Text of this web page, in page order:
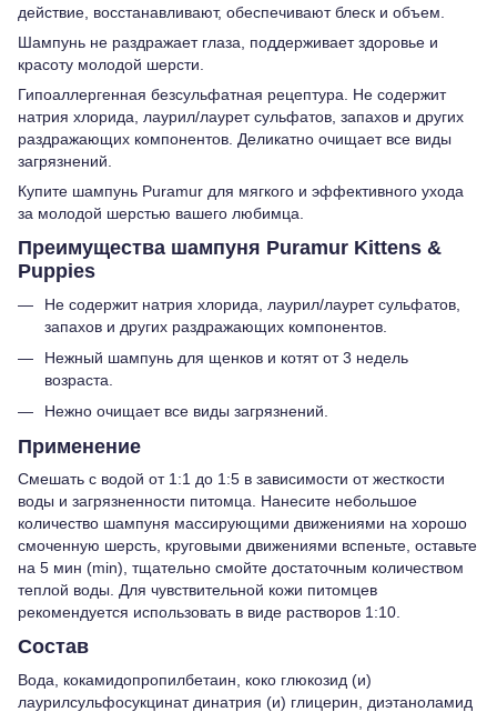
действие, восстанавливают, обеспечивают блеск и объем.
Шампунь не раздражает глаза, поддерживает здоровье и
красоту молодой шерсти.
Гипоаллергенная безсульфатная рецептура. Не содержит
натрия хлорида, лаурил/лаурет сульфатов, запахов и других
раздражающих компонентов. Деликатно очищает все виды
загрязнений.
Купите шампунь Puramur для мягкого и эффективного ухода
за молодой шерстью вашего любимца.
Преимущества шампуня Puramur Kittens &
Puppies
Не содержит натрия хлорида, лаурил/лаурет сульфатов,
запахов и других раздражающих компонентов.
Нежный шампунь для щенков и котят от 3 недель
возраста.
Нежно очищает все виды загрязнений.
Применение
Смешать с водой от 1:1 до 1:5 в зависимости от жесткости
воды и загрязненности питомца. Нанесите небольшое
количество шампуня массирующими движениями на хорошо
смоченную шерсть, круговыми движениями вспеньте, оставьте
на 5 мин (min), тщательно смойте достаточным количеством
теплой воды. Для чувствительной кожи питомцев
рекомендуется использовать в виде растворов 1:10.
Состав
Вода, кокамидопропилбетаин, коко глюкозид (и)
лаурилсульфосукцинат динатрия (и) глицерин, диэтаноламид